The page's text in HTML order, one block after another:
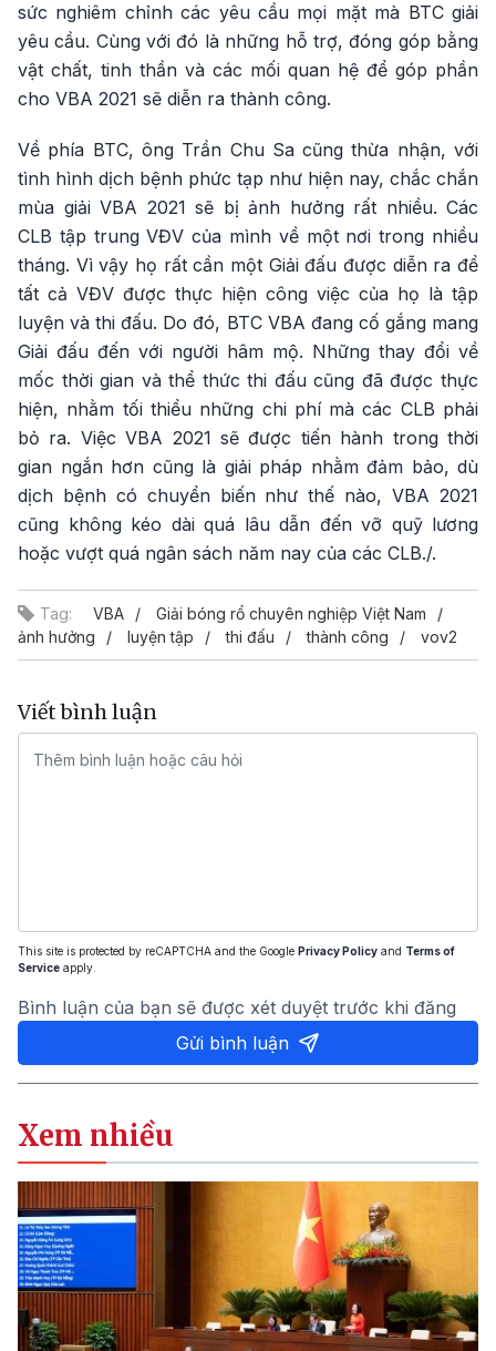
sức nghiêm chỉnh các yêu cầu mọi mặt mà BTC giải
yêu cầu. Cùng với đó là những hỗ trợ, đóng góp bằng
vật chất, tinh thần và các mối quan hệ để góp phần
cho VBA 2021 sẽ diễn ra thành công.
Về phía BTC, ông Trần Chu Sa cũng thừa nhận, với
tình hình dịch bệnh phức tạp như hiện nay, chắc chắn
mùa giải VBA 2021 sẽ bị ảnh hưởng rất nhiều. Các
CLB tập trung VĐV của mình về một nơi trong nhiều
tháng. Vì vậy họ rất cần một Giải đấu được diễn ra để
tất cả VĐV được thực hiện công việc của họ là tập
luyện và thi đấu. Do đó, BTC VBA đang cố gắng mang
Giải đấu đến với người hâm mộ. Những thay đổi về
mốc thời gian và thể thức thi đấu cũng đã được thực
hiện, nhằm tối thiểu những chi phí mà các CLB phải
bỏ ra. Việc VBA 2021 sẽ được tiến hành trong thời
gian ngắn hơn cũng là giải pháp nhằm đảm bảo, dù
dịch bệnh có chuyển biến như thế nào, VBA 2021
cũng không kéo dài quá lâu dẫn đến vỡ quỹ lương
hoặc vượt quá ngân sách năm nay của các CLB./.
Tag: VBA
Giải bóng rổ chuyên nghiệp Việt Nam
ảnh hưởng
luyện tập thi đấu thành công vov2
Viết bình luận
This site is protected by reCAPTCHA and the Google Privacy Policy and Terms of
Service apply.
Bình luận của bạn sẽ được xét duyệt trước khi đăng
Gửi bình luận
Xem nhiều